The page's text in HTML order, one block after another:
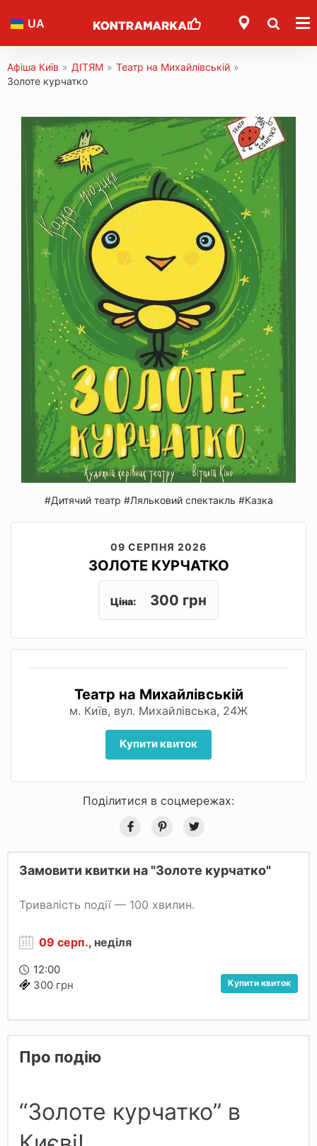
UA
Афіша Київ » ДІТЯМ » Театр на Михайлівській »
Золоте курчатко
#Дитячий театр #Ляльковий спектакль #Казка
09 СЕРПНЯ 2026
ЗОЛОТЕ КУРЧАТКО
Ціна: 300 грн
Театр на Михайлівській
м. Київ, вул. Михайлівська, 24Ж
Купити квиток
Поділитися в соцмережах:
Замовити квитки на "Золоте курчатко"
Тривалість події — 100 хвилин.
09 серп., неділя
12:00
300 грн
Купити квиток
Про подію
“Золоте курчатко” в